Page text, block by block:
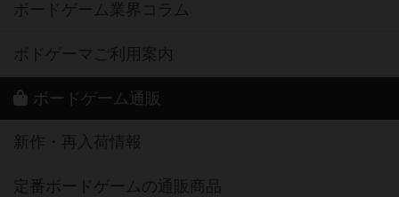
ボードゲーム業界コラム
ボドゲーマご利用案内
ボードゲーム通販
新作・再入荷情報
定番ボードゲームの通販商品